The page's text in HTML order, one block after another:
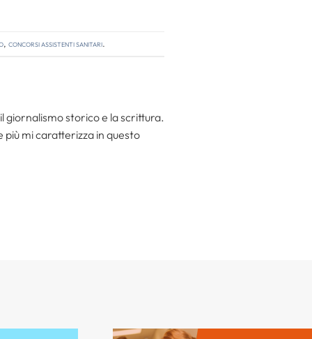
, concorsi assistenti sanitari.
giornalismo storico e la scrittura.
mi caratterizza in questo